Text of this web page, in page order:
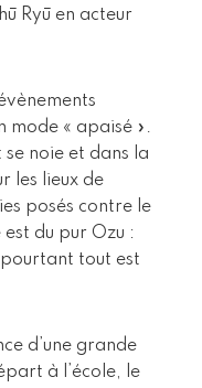
Ryū en acteur
mode « apaisé ».
noie et dans la
les lieux de
posés contre le
du pur Ozu :
tout est
d’une grande
à l’école, le